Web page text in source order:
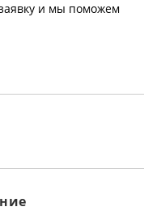
и мы поможем